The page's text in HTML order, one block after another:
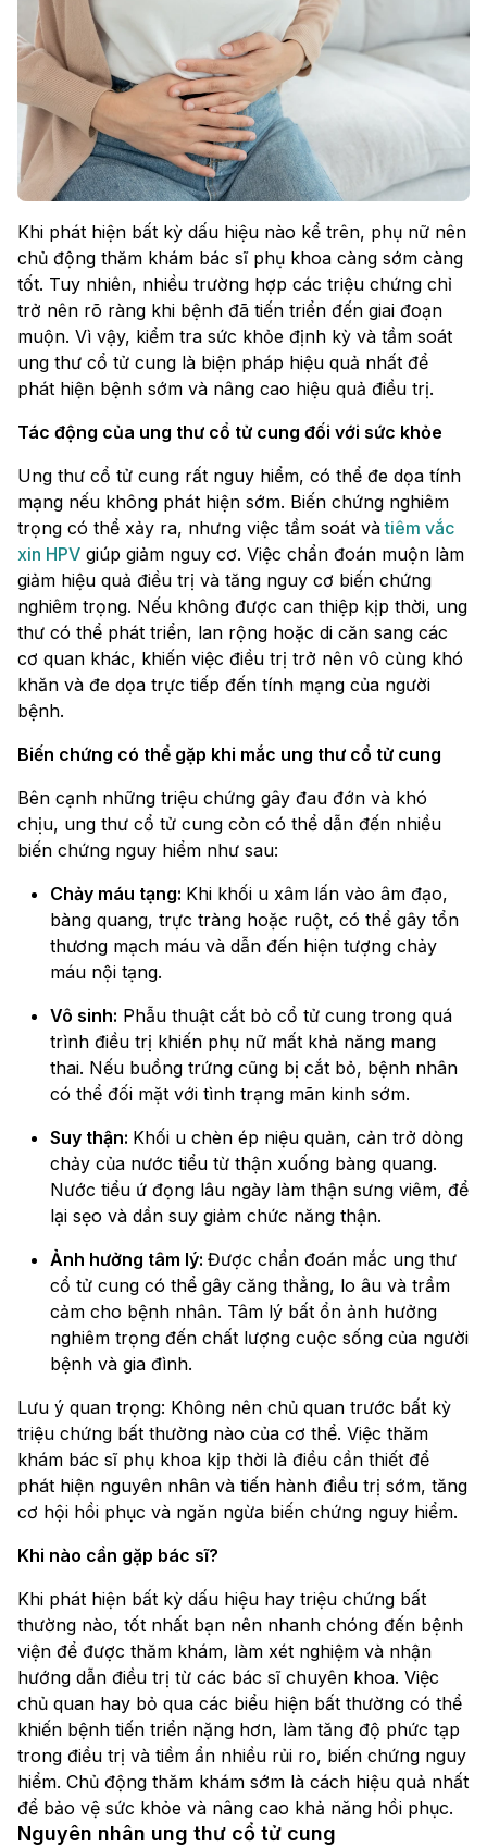
Khi phát hiện bất kỳ dấu hiệu nào kể trên, phụ nữ nên
chủ động thăm khám bác sĩ phụ khoa càng sớm càng
tốt. Tuy nhiên, nhiều trường hợp các triệu chứng chỉ
trở nên rõ ràng khi bệnh đã tiến triển đến giai đoạn
muộn. Vì vậy, kiểm tra sức khỏe định kỳ và tầm soát
ung thư cổ tử cung là biện pháp hiệu quả nhất để
phát hiện bệnh sớm và nâng cao hiệu quả điều trị.
Tác động của ung thư cổ tử cung đối với sức khỏe
Ung thư cổ tử cung rất nguy hiểm, có thể đe dọa tính
mạng nếu không phát hiện sớm. Biến chứng nghiêm
trọng có thể xảy ra, nhưng việc tầm soát vàtiêm vắc
xin HPV giúp giảm nguy cơ. Việc chẩn đoán muộn làm
giảm hiệu quả điều trị và tăng nguy cơ biến chứng
nghiêm trọng. Nếu không được can thiệp kịp thời, ung
thư có thể phát triển, lan rộng hoặc di căn sang các
cơ quan khác, khiến việc điều trị trở nên vô cùng khó
khăn và đe dọa trực tiếp đến tính mạng của người
bệnh.
Biến chứng có thể gặp khi mắc ung thư cổ tử cung
Bên cạnh những triệu chứng gây đau đớn và khó
chịu, ung thư cổ tử cung còn có thể dẫn đến nhiều
biến chứng nguy hiểm như sau:
Chảy máu tạng: Khi khối u xâm lấn vào âm đạo,
bàng quang, trực tràng hoặc ruột, có thể gây tổn
thương mạch máu và dẫn đến hiện tượng chảy
máu nội tạng.
Vô sinh: Phẫu thuật cắt bỏ cổ tử cung trong quá
trình điều trị khiến phụ nữ mất khả năng mang
thai. Nếu buồng trứng cũng bị cắt bỏ, bệnh nhân
có thể đối mặt với tình trạng mãn kinh sớm.
Suy thận: Khối u chèn ép niệu quản, cản trở dòng
chảy của nước tiểu từ thận xuống bàng quang.
Nước tiểu ứ đọng lâu ngày làm thận sưng viêm, để
lại sẹo và dần suy giảm chức năng thận.
Ảnh hưởng tâm lý: Được chẩn đoán mắc ung thư
cổ tử cung có thể gây căng thẳng, lo âu và trầm
cảm cho bệnh nhân. Tâm lý bất ổn ảnh hưởng
nghiêm trọng đến chất lượng cuộc sống của người
bệnh và gia đình.
Lưu ý quan trọng: Không nên chủ quan trước bất kỳ
triệu chứng bất thường nào của cơ thể. Việc thăm
khám bác sĩ phụ khoa kịp thời là điều cần thiết để
phát hiện nguyên nhân và tiến hành điều trị sớm, tăng
cơ hội hồi phục và ngăn ngừa biến chứng nguy hiểm.
Khi nào cần gặp bác sĩ?
Khi phát hiện bất kỳ dấu hiệu hay triệu chứng bất
thường nào, tốt nhất bạn nên nhanh chóng đến bệnh
viện để được thăm khám, làm xét nghiệm và nhận
hướng dẫn điều trị từ các bác sĩ chuyên khoa. Việc
chủ quan hay bỏ qua các biểu hiện bất thường có thể
khiến bệnh tiến triển nặng hơn, làm tăng độ phức tạp
trong điều trị và tiềm ẩn nhiều rủi ro, biến chứng nguy
hiểm. Chủ động thăm khám sớm là cách hiệu quả nhất
để bảo vệ sức khỏe và nâng cao khả năng hồi phục.
Nguyên nhân ung thư cổ tử cung